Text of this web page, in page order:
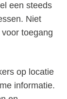
een steeds
Niet
toegang
op locatie
informatie.